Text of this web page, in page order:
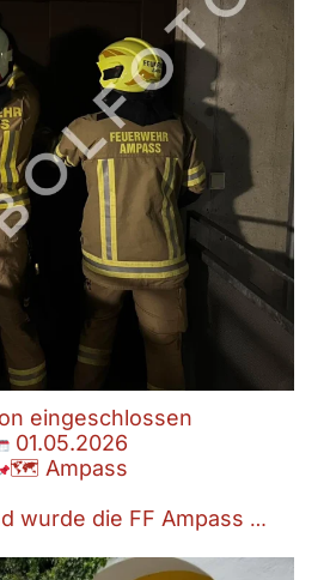
wurde die FF Ampass...
eingeschlossen
01.05.2026
🗺 Ampass
wurde die FF Ampass …